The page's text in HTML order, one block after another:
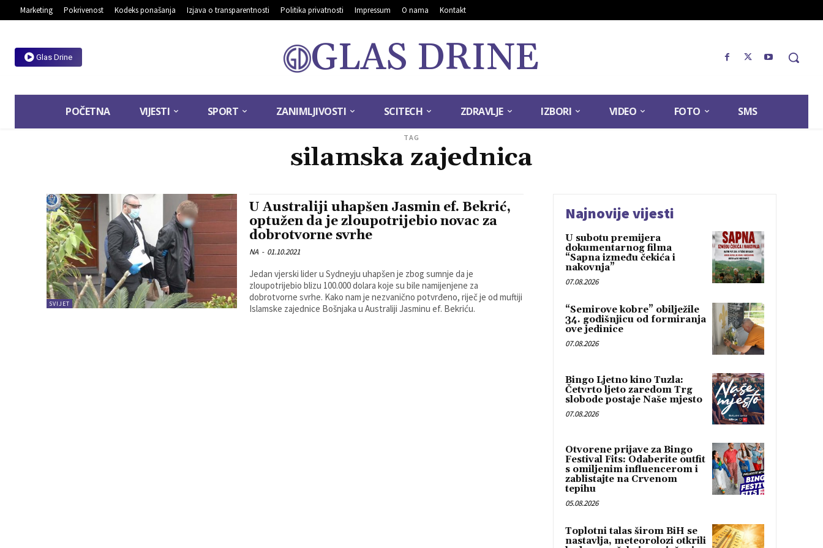
Marketing Pokrivenost Kodeks ponašanja Izjava o transparentnosti Politika privatnosti Impressum O nama Kontakt
Glas Drine GLAS DRINE
POČETNA VIJESTI SPORT ZANIMLJIVOSTI SCITECH ZDRAVLJE IZBORI VIDEO FOTO SMS
TAG
silamska zajednica
SVIJET
U Australiji uhapšen Jasmin ef. Bekrić,
optužen da je zloupotrijebio novac za
dobrotvorne svrhe
NA - 01.10.2021
Jedan vjerski lider u Sydneyju uhapšen je zbog sumnje da je
zloupotrijebio blizu 100.000 dolara koje su bile namijenjene za
dobrotvorne svrhe. Kako nam je nezvanično potvrđeno, riječ je od muftiji
Islamske zajednice Bošnjaka u Australiji Jasminu ef. Bekriću.
Najnovije vijesti
U subotu premijera
dokumentarnog filma
“Sapna između čekića i
nakovnja”
07.08.2026
“Semirove kobre” obilježile
34. godišnjicu od formiranja
ove jedinice
07.08.2026
Bingo Ljetno kino Tuzla:
Četvrto ljeto zaredom Trg
slobode postaje Naše mjesto
07.08.2026
Otvorene prijave za Bingo
Festival Fits: Odaberite outfit
s omiljenim influencerom i
zablistajte na Crvenom
tepihu
05.08.2026
Toplotni talas širom BiH se
nastavlja, meteorolozi otkrili